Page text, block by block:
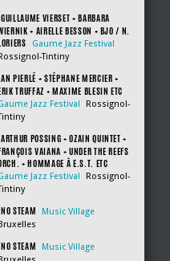
GUILLAUME VIERSET + BARBARA
+ AIRELLE BESSON + BJO / N.
Gaume Jazz Festival
Tintiny
AN PIERLÉ + STÉPHANE MERCIER +
TRUFFAZ + MAXIME BLESIN ETC
Jazz Festival
Rossignol-
ARTHUR POSSING + OZAIN QUINTET +
VAIANA + UNDER THE REEFS
+ HOMMAGE À E.S.T. ETC
Jazz Festival
Rossignol-
NO STEAM
Music Village
NO STEAM
Music Village